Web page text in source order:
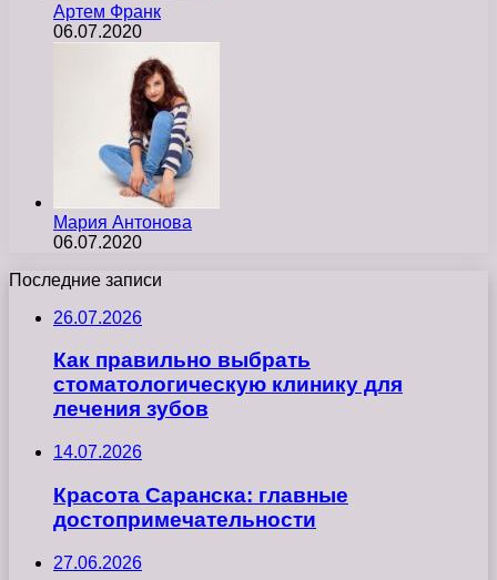
Артем Франк
06.07.2020
Мария Антонова
06.07.2020
Последние записи
26.07.2026
Как правильно выбрать
стоматологическую клинику для
лечения зубов
14.07.2026
Красота Саранска: главные
достопримечательности
27.06.2026